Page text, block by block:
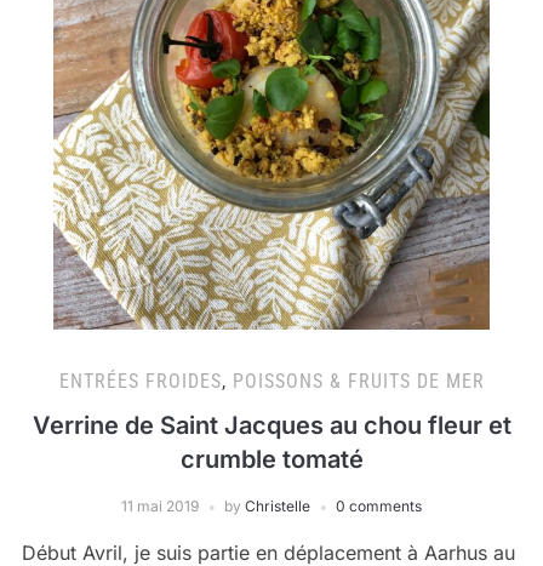
ENTRÉES FROIDES, POISSONS & FRUITS DE MER
Verrine de Saint Jacques au chou fleur et
crumble tomaté
11 mai 2019 by Christelle 0 comments
Début Avril, je suis partie en déplacement à Aarhus au